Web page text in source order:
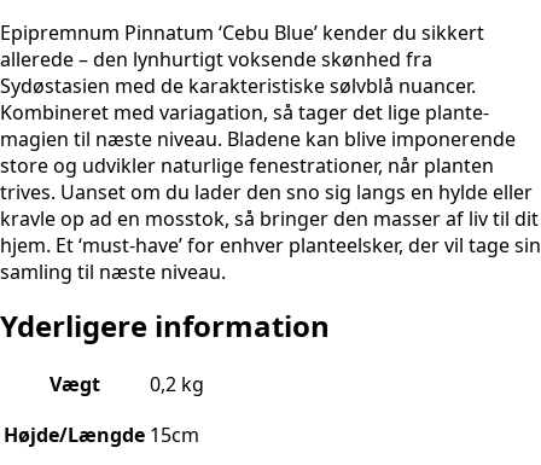
Epipremnum Pinnatum ‘Cebu Blue’ kender du sikkert
allerede – den lynhurtigt voksende skønhed fra
Sydøstasien med de karakteristiske sølvblå nuancer.
Kombineret med variagation, så tager det lige plante-
magien til næste niveau. Bladene kan blive imponerende
store og udvikler naturlige fenestrationer, når planten
trives. Uanset om du lader den sno sig langs en hylde eller
kravle op ad en mosstok, så bringer den masser af liv til dit
hjem. Et ‘must-have’ for enhver planteelsker, der vil tage sin
samling til næste niveau.
Yderligere information
Vægt
0,2 kg
Højde/Længde 15cm